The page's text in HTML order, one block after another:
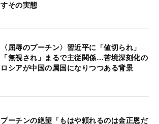
すその実態
〈屈辱のプーチン〉習近平に「値切られ」
「無視され」まるで主従関係…苦境深刻化の
ロシアが中国の属国になりつつある背景
プーチンの絶望「もはや頼れるのは金正恩だ